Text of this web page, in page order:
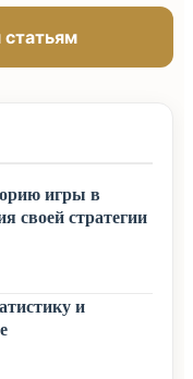
статьям
игры в
своей стратегии
и